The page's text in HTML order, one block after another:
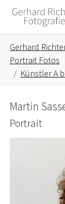
Skip to main
Skip to page
Gerhard
Portrait Fotos
Künstler A
Martin
Portrait
Show larger